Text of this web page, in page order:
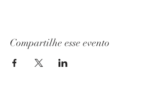
Compartilhe esse evento